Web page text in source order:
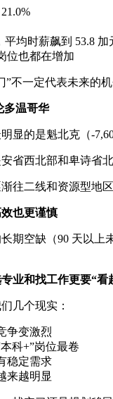
平均时薪飙到 53.8 加
位也都在增加
不一定代表未来的机
多温哥华
显的是魁北克（-
省西北部和卑诗省
往二线和资源型地
也更谨慎
期空缺（90 天以
业和找工作更要“看
几个现实：
争变激烈
科+”岗位最卷
稳定需求
来越明显